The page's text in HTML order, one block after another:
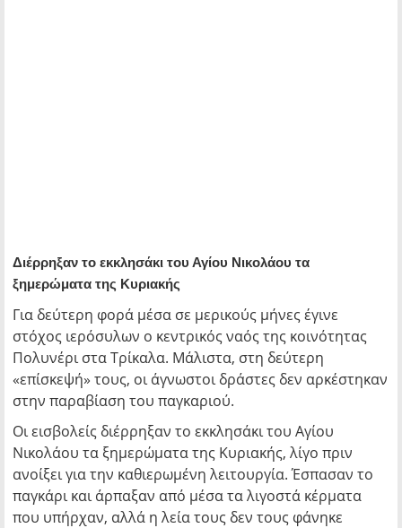
Διέρρηξαν το εκκλησάκι του Αγίου Νικολάου τα
ξημερώματα της Κυριακής
Για δεύτερη φορά μέσα σε μερικούς μήνες έγινε
στόχος ιερόσυλων ο κεντρικός ναός της κοινότητας
Πολυνέρι στα Τρίκαλα. Μάλιστα, στη δεύτερη
«επίσκεψή» τους, οι άγνωστοι δράστες δεν αρκέστηκαν
στην παραβίαση του παγκαριού.
Οι εισβολείς διέρρηξαν το εκκλησάκι του Αγίου
Νικολάου τα ξημερώματα της Κυριακής, λίγο πριν
ανοίξει για την καθιερωμένη λειτουργία. Έσπασαν το
παγκάρι και άρπαξαν από μέσα τα λιγοστά κέρματα
που υπήρχαν, αλλά η λεία τους δεν τους φάνηκε